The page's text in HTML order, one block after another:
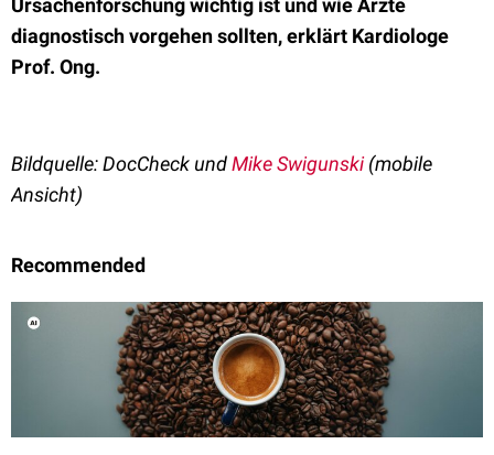
Ursachenforschung wichtig ist und wie Ärzte
diagnostisch vorgehen sollten, erklärt Kardiologe
Prof. Ong.
Bildquelle: DocCheck undMike Swigunski(mobile
Ansicht)
Recommended